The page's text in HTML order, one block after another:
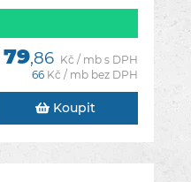
79,86 Kč / mb s DPH
66 Kč / mb bez DPH
Koupit